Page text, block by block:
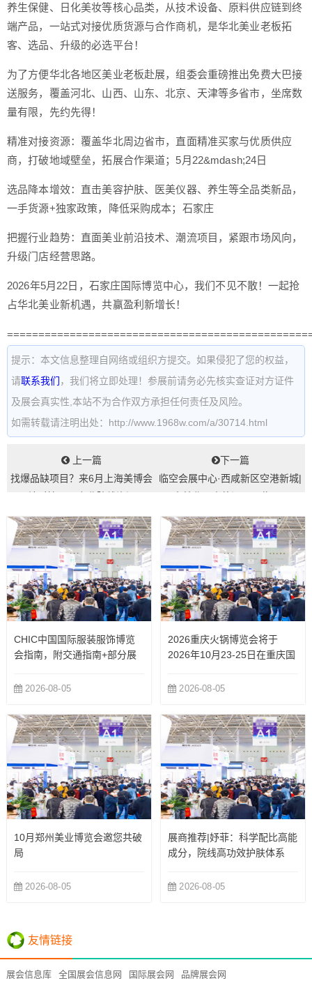
养生保健、日化美妆等核心品类，从技术设备、原料供应链到终
端产品，一站式对接优质货源与合作商机，是华北美业老板拓
客、选品、升级的必选平台！
为了方便华北各地区美业老板赴展，组委会重磅推出免费大巴接
送服务，覆盖河北、山西、山东、北京、天津等多省市，坐席数
量有限，先约先得！
精准对接资源：覆盖华北周边省市，直面精准买家与优质供应
商，打破地域壁垒，拓展合作渠道；5月22&mdash;24日
选品降本增效：直击美容护肤、医美仪器、养生等全品类新品，
一手货源+独家政策，降低采购成本；石家庄
把握行业趋势：直面美业前沿技术、潮流项目，紧跟市场风向，
升级门店经营思路。
2026年5月22日，石家庄国际博览中心，我们不见不散！一起抢
占华北美业新机遇，共赢盈利新增长！
提示：本文信息整理自网络或组织方提交。如果侵犯了您的权益，
请联系我们 ，我们将立即处理！参展前请务必先核实查证对方证件
及展会真实性,本站不为合作双方承担任何责任及风险。
如需转载请注明出处：http://www.1968w.com/a/30714.html
上一篇
找爆品缺项目？来6月上海美博会
下一篇
临空会展中心·西咸新区空港新城|
CHIC中国国际服装服饰博览
会指南，附交通指南+部分展
2026-08-05
2026重庆火锅博览会将于
2026年10月23-25日在重庆国
2026-08-05
10月郑州美业博览会邀您共破
局
2026-08-05
展商推荐|妤菲：科学配比高能
成分，院线高功效护肤体系
2026-08-05
友情链接
展会信息库 全国展会信息网 国际展会网 品牌展会网